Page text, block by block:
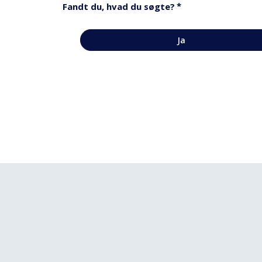
Fandt du, hvad du søgte? *
Ja